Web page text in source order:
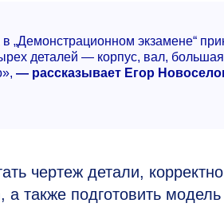
„Демонстрационном экзамене“
деталей — корпус, вал, большая
— рассказывает Егор
чертеж детали,
также подготовить модель